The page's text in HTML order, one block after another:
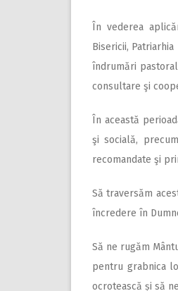
În vederea
Bisericii,
îndrumări
consultare şi
În această
şi socială,
recomandate şi
Să traversăm
încredere în
Să ne rugăm
pentru grabnica
ocrotească și să